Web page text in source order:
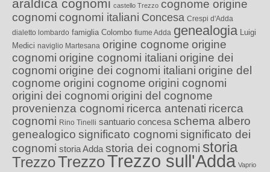
araldica cognomi castello Trezzo cognome origine
cognomi cognomi italiani Concesa Crespi d'Adda
dialetto lombardo famiglia Colombo fiume Adda genealogia Luigi
Medici naviglio Martesana origine cognome origine
cognomi origine cognomi italiani origine dei
cognomi origine dei cognomi italiani origine del
cognome origini cognome origini cognomi
origini dei cognomi origini del cognome
provenienza cognomi ricerca antenati ricerca
cognomi Rino Tinelli santuario concesa schema albero
genealogico significato cognomi significato dei
cognomi storia Adda storia dei cognomi storia
TrezzoTrezzoTrezzo sull'Adda Vaprio